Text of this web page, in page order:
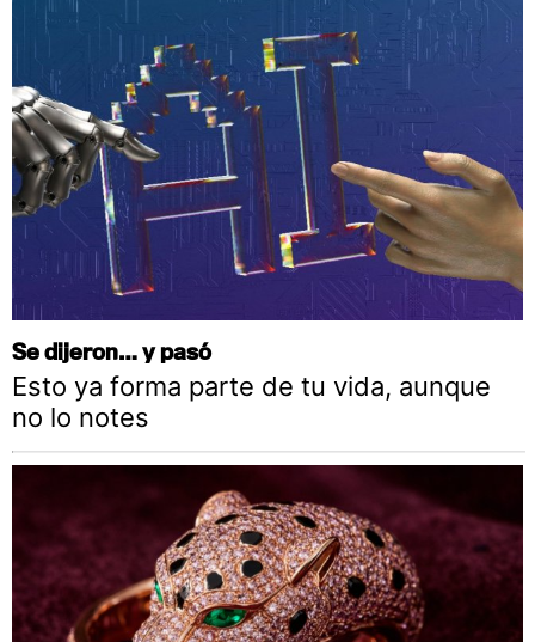
Se dijeron… y pasó
Esto ya forma parte de tu vida, aunque
no lo notes